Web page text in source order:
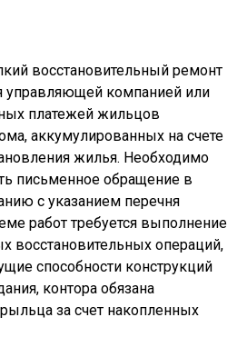
восстановительный ремонт
управляющей компанией или
платежей жильцов
аккумулированных на счете
жилья. Необходимо
письменное обращение в
с указанием перечня
работ требуется выполнение
восстановительных операций,
способности конструкций
контора обязана
за счет накопленных